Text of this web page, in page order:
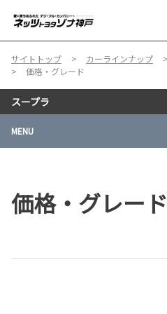
サイトトップ カーラインナップ
価格・グレード
スープラ
MENU
価格・グレード